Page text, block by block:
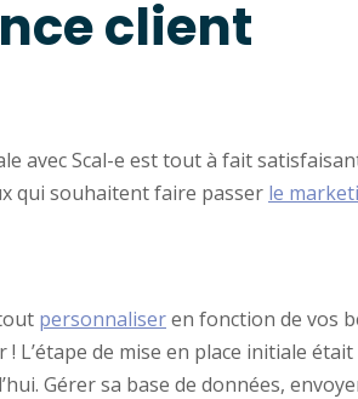
client
avec Scal-e est tout à fait
qui souhaitent faire passer le
personnaliseren fonction de vos
L’étape de mise en place initiale
Gérer sa base de données,